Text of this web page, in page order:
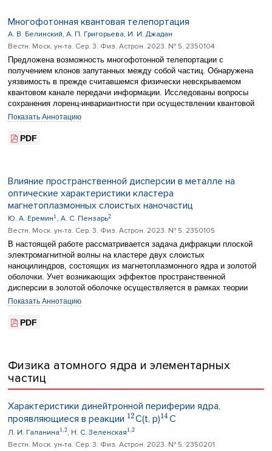
гладкого решения задачи.
Многофотонная квантовая телепортация
А. В. Белинский, А. П. Григорьева, И. И. Джадан
Вестн. Моск. ун-та. Сер. 3. Физ. Астрон. 2023. № 5. 2350104
Предложена возможность многофотонной телепортации с
получением клонов запутанных между собой частиц. Обнаружена
уязвимость в прежде считавшемся физически невскрываемом
квантовом канале передачи информации. Исследованы вопросы
сохранения лоренц-инвариантности при осуществлении квантовой
телепортации
Показать Аннотацию
PDF
Влияние пространственной дисперсии в металле на
оптические характеристики кластера
магнетоплазмонных слоистых наночастиц
Ю. А. Еремин1, А. С. Пензарь2
Вестн. Моск. ун-та. Сер. 3. Физ. Астрон. 2023. № 5. 2350105
В настоящей работе рассматривается задача дифракции плоской
электромагнитной волны на кластере двух слоистых
наноцилиндров, состоящих из магнетоплазмонного ядра и золотой
оболочки. Учет возникающих эффектов пространственной
дисперсии в золотой оболочке осуществляется в рамках теории
обобщенного нелокального оптического отклика. На основе схемы
взаимного расположения частиц, их деформации и эффекта
биологических тканей за счет вариации расстояния между
частицами и материала ядра. Установлено, что учет
пространственной дисперсии в золотой оболочке приводит к
плазмонного резонанса в коротковолновую область, не выводя за
пределы области прозрачности тканей.
Показать Аннотацию
PDF
Физика атомного ядра и элементарных
частиц
Характеристики динейтронной периферии ядра,
проявляющиеся в реакции 12С(t, p)14 С
Л. И. Галанина1,2, Н. С. Зеленская1,2
Вестн. Моск. ун-та. Сер. 3. Физ. Астрон. 2023. № 5. 2350201